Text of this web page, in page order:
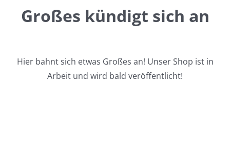
Großes kündigt sich an
Hier bahnt sich etwas Großes an! Unser Shop ist in
Arbeit und wird bald veröffentlicht!